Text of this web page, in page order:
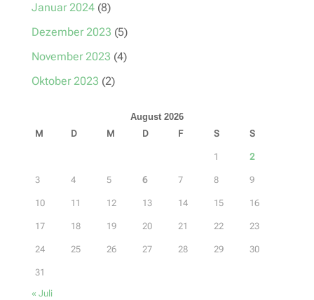
Januar 2024(8)
Dezember 2023 (5)
November 2023 (4)
Oktober 2023 (2)
August 2026
M
D M D F S S
1 2
3 4 5 6 7 8 9
10 11 12 13 14 15 16
17 18 19 20 21 22 23
24 25 26 27 28 29 30
31
« Juli